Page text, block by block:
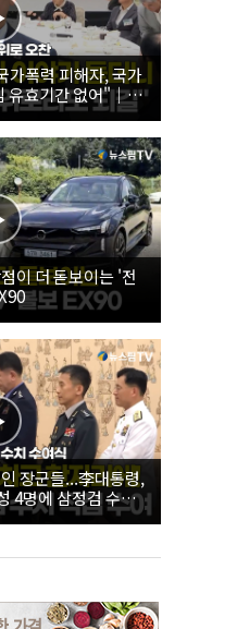
폭력 피해자, 국가
유효기간 없어"｜
위로 오찬
이 더 돋보이는 '전
장군들...李대통령,
4명에 삼정검 수치
진급·삼정검 수치